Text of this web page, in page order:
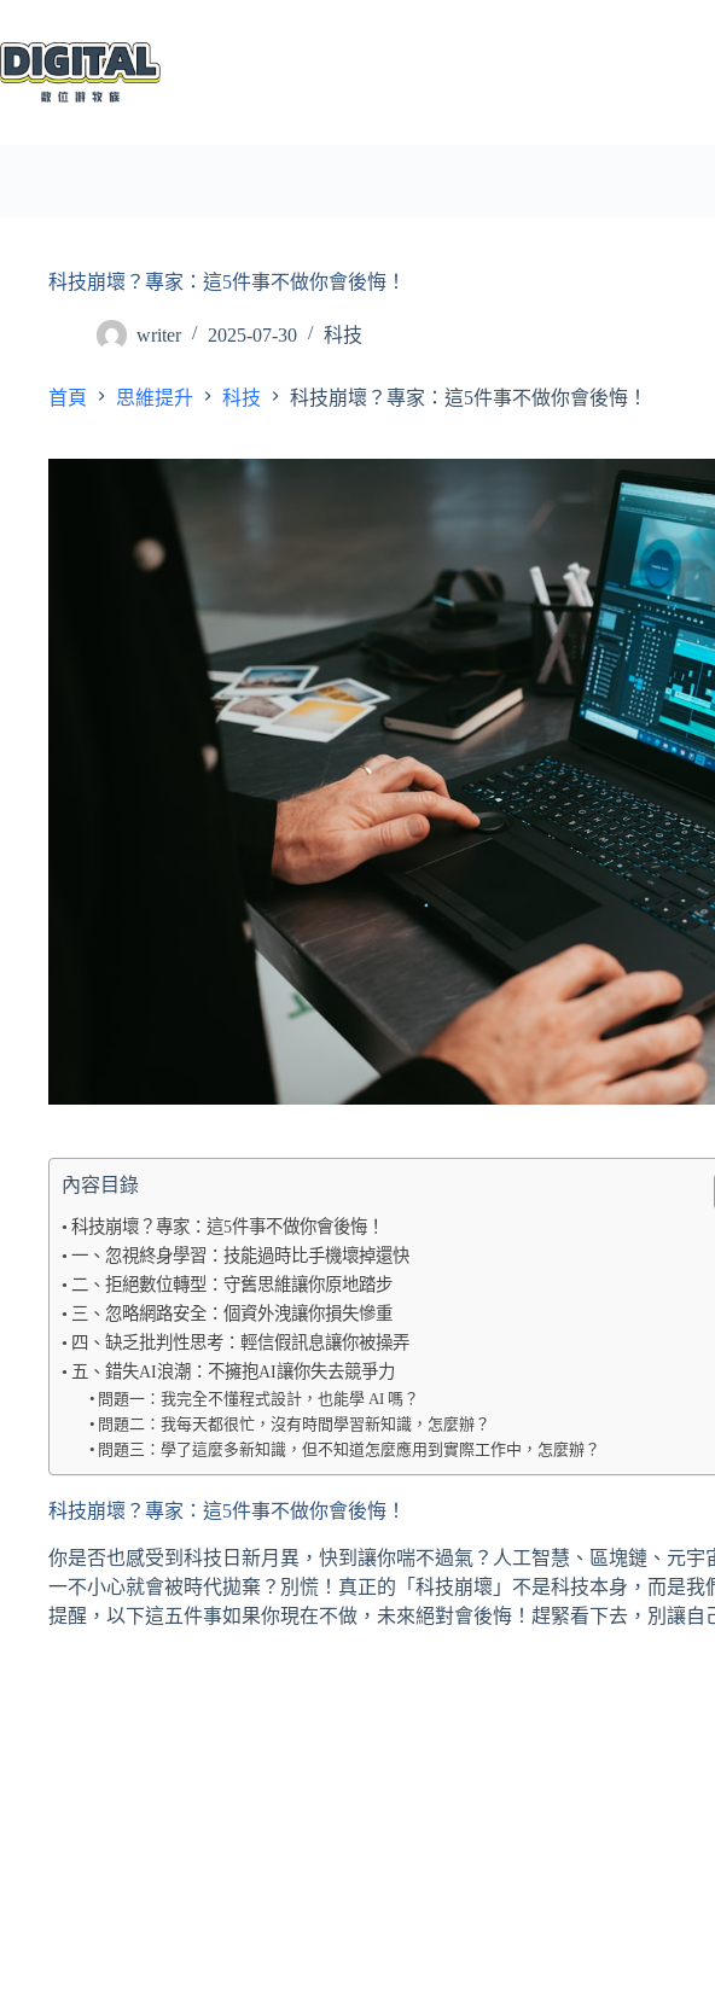
至
主
科技崩壞？專家：這5件事不做你會後悔！
writer 2025-07-30 科技
首頁 思維提升 科技 科技崩壞？專家：這5件事不做你會後悔！
內容目錄
科技崩壞？專家：這5件事不做你會後悔！
一、忽視終身學習：技能過時比手機壞掉還快
二、拒絕數位轉型：守舊思維讓你原地踏步
三、忽略網路安全：個資外洩讓你損失慘重
四、缺乏批判性思考：輕信假訊息讓你被操弄
五、錯失AI浪潮：不擁抱AI讓你失去競爭力
問題一：我完全不懂程式設計，也能學 AI 嗎？
問題二：我每天都很忙，沒有時間學習新知識，怎麼辦？
問題三：學了這麼多新知識，但不知道怎麼應用到實際工作中，怎麼辦？
科技崩壞？專家：這5件事不做你會後悔！
你是否也感受到科技日新月異，快到讓你喘不過氣？人工智慧、區塊鏈、元
一不小心就會被時代拋棄？別慌！真正的「科技崩壞」不是科技本身，而是
提醒，以下這五件事如果你現在不做，未來絕對會後悔！趕緊看下去，別讓自